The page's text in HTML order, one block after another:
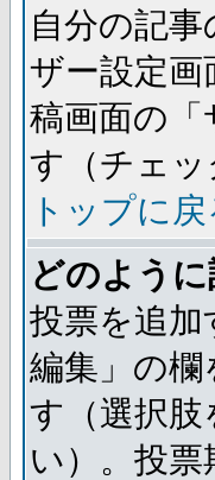
自分の記
ザー設定
稿画面の
す（チェ
トップに戻
どのよう
投票を追
編集」の
す（選択
い）。投